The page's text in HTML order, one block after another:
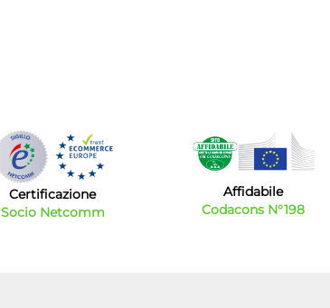
Certificazione
Socio Netcomm
Affidabile
Codacons N°198